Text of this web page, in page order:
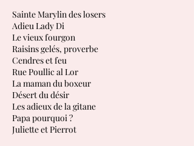
Sainte Marylin des losers
Adieu Lady Di
Le vieux fourgon
Raisins gelés, proverbe
Cendres et feu
Rue Poullic al Lor
La maman du boxeur
Désert du désir
Les adieux de la gitane
Papa pourquoi ?
Juliette et Pierrot